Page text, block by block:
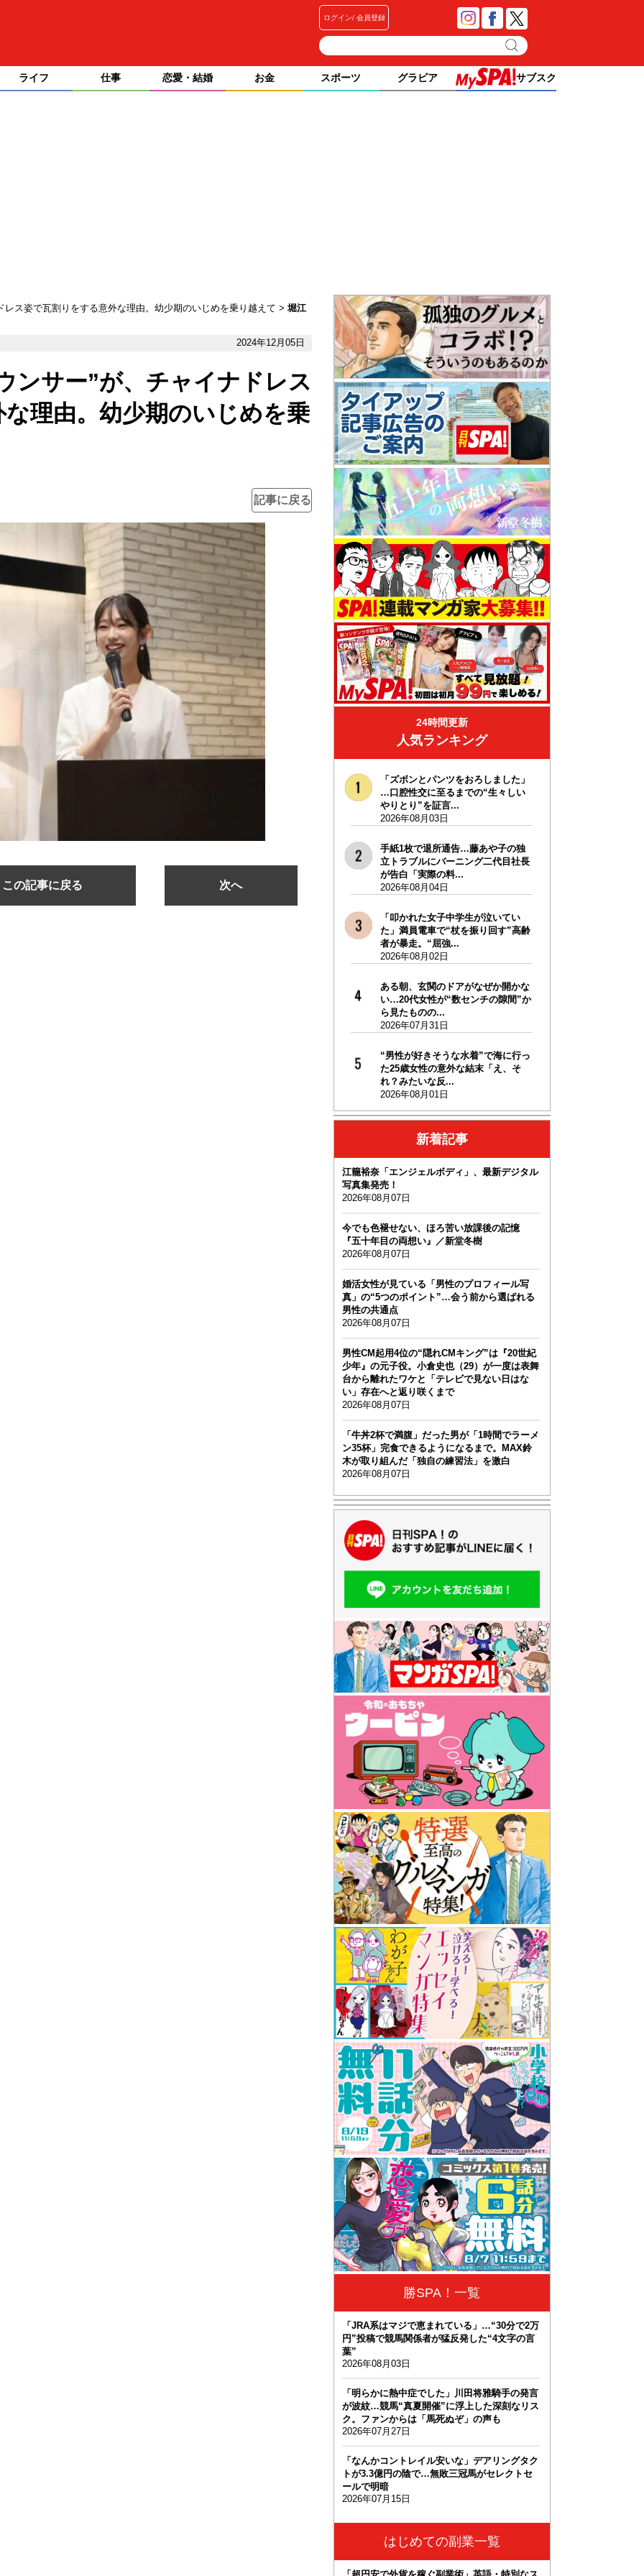
ログイン 会員登録
ライフ 仕事 恋愛・結婚 お金 スポーツ グラビア サブスク
レス姿で瓦割りをする意外な理由。幼少期のいじめを乗り越えて 堀江
2024年12月05日
ンサー”が、チャイナドレス
理由。幼少期のいじめを乗
記事に戻る
この記事に戻る 次へ
24時間更新
人気ランキング
「ズボンとパンツをおろしました」
…口腔性交に至るまでの“生々しい
やりとり”を証言...
2026年08月03日
手紙1枚で退所通告…藤あや子の独
立トラブルにバーニング二代目社長
が告白「実際の料...
2026年08月04日
「叩かれた女子中学生が泣いてい
た」満員電車で“杖を振り回す”高齢
者が暴走。“屈強...
2026年08月02日
ある朝、玄関のドアがなぜか開かな
い…20代女性が“数センチの隙間”か
ら見たものの...
2026年07月31日
“男性が好きそうな水着”で海に行っ
た25歳女性の意外な結末「え、そ
れ？みたいな反...
2026年08月01日
新着記事
江籠裕奈「エンジェルボディ」、最新デジタル
写真集発売！
2026年08月07日
今でも色褪せない、ほろ苦い放課後の記憶
『五十年目の両想い』／新堂冬樹
2026年08月07日
婚活女性が見ている「男性のプロフィール写
真」の“5つのポイント”…会う前から選ばれる
男性の共通点
2026年08月07日
男性CM起用4位の“隠れCMキング”は『20世紀
少年』の元子役。小倉史也（29）が一度は表舞
台から離れたワケと「テレビで見ない日はな
い」存在へと返り咲くまで
2026年08月07日
「牛丼2杯で満腹」だった男が「1時間でラーメ
ン35杯」完食できるようになるまで。MAX鈴
木が取り組んだ「独自の練習法」を激白
2026年08月07日
勝SPA！一覧
「JRA系はマジで恵まれている」…“30分で2万
円”投稿で競馬関係者が猛反発した“4文字の言
葉”
2026年08月03日
「明らかに熱中症でした」川田将雅騎手の発言
が波紋…競馬“真夏開催”に浮上した深刻なリス
ク。ファンからは「馬死ぬぞ」の声も
2026年07月27日
「なんかコントレイル安いな」デアリングタク
トが3.3億円の陰で…無敗三冠馬がセレクトセ
ールで明暗
2026年07月15日
はじめての副業一覧